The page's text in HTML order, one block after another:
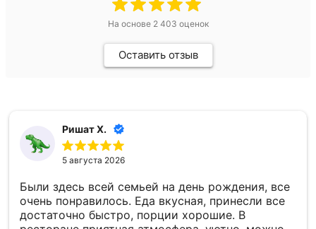
На основе 2 403 оценок
Оставить отзыв
Ришат Х.
5 августа 2026
Были здесь всей семьей на день рождения, все
очень понравилось. Еда вкусная, принесли все
достаточно быстро, порции хорошие. В